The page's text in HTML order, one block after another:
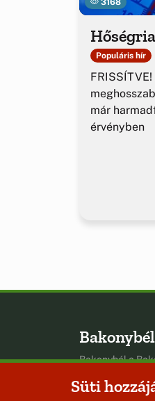
Populáris hír
már
érvényben
Bakonybél
Bakonybél a
Süti